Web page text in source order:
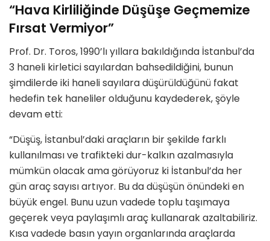
“Hava Kirliliğinde Düşüşe Geçmemize
Fırsat Vermiyor”
Prof. Dr. Toros, 1990’lı yıllara bakıldığında İstanbul’da
3 haneli kirletici sayılardan bahsedildiğini, bunun
şimdilerde iki haneli sayılara düşürüldüğünü fakat
hedefin tek haneliler olduğunu kaydederek, şöyle
devam etti:
“Düşüş, İstanbul’daki araçların bir şekilde farklı
kullanılması ve trafikteki dur-kalkın azalmasıyla
mümkün olacak ama görüyoruz ki İstanbul’da her
gün araç sayısı artıyor. Bu da düşüşün önündeki en
büyük engel. Bunu uzun vadede toplu taşımaya
geçerek veya paylaşımlı araç kullanarak azaltabiliriz.
Kısa vadede basın yayın organlarında araçlarda